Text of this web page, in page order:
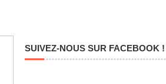
SUIVEZ-NOUS SUR FACEBOOK !